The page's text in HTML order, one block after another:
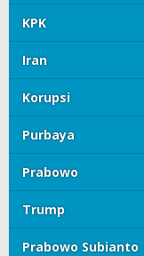
KPK
Iran
Korupsi
Purbaya
Prabowo
Trump
Prabowo Subianto